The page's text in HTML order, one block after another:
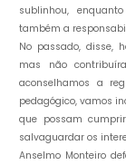
sublinhou,
também a
No passado, disse,
mas não
aconselhamos a
pedagógico, vamos
que possam
salvaguardar os
Anselmo Monteiro